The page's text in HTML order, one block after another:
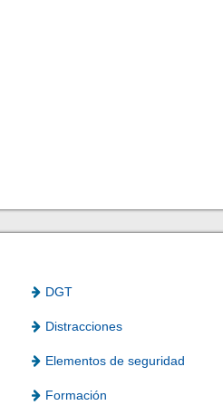
DGT
Distracciones
Elementos de seguridad
Formación